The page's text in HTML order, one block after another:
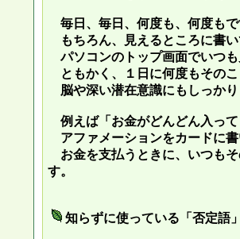
毎日、毎日、何度も、何度も
もちろん、見えるところに書
パソコンのトップ画面でいつ
ともかく、１日に何度もその
脳や深い潜在意識にもしっか
例えば「お金がどんどん入っ
アファメーションをカードに
お金を支払うときに、いつも
す。
知らずに使っている「否定語